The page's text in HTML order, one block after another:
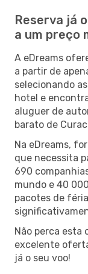
Reserva já
a um preço
A eDreams
a partir de
selecionando
hotel e
aluguer de
barato de
Na eDreams,
que necessita
690
mundo e 40
pacotes de
Não perca esta
excelente
já o seu voo!